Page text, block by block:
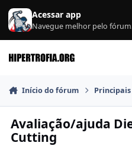
Ir para conteúdo
Acessar app
Navegue melhor pelo
Início do fórum Principais
Avaliação/ajuda
Cutting